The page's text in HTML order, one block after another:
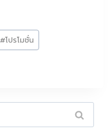
#โปรโมชั่น